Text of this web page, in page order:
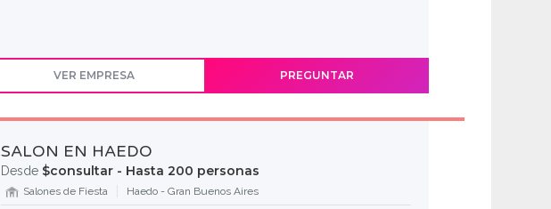
VER EMPRESA PREGUNTAR
SALON EN HAEDO
Desde $consultar - Hasta 200 personas
Salones de Fiesta
Haedo - Gran Buenos Aires